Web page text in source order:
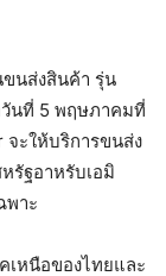
นส่งสินค้า รุ่น
วันที่ 5 พฤษภาคมที่
จะให้บริการขนส่ง
รัฐอาหรับเอมิ
พาะ
เหนือของไทยและ